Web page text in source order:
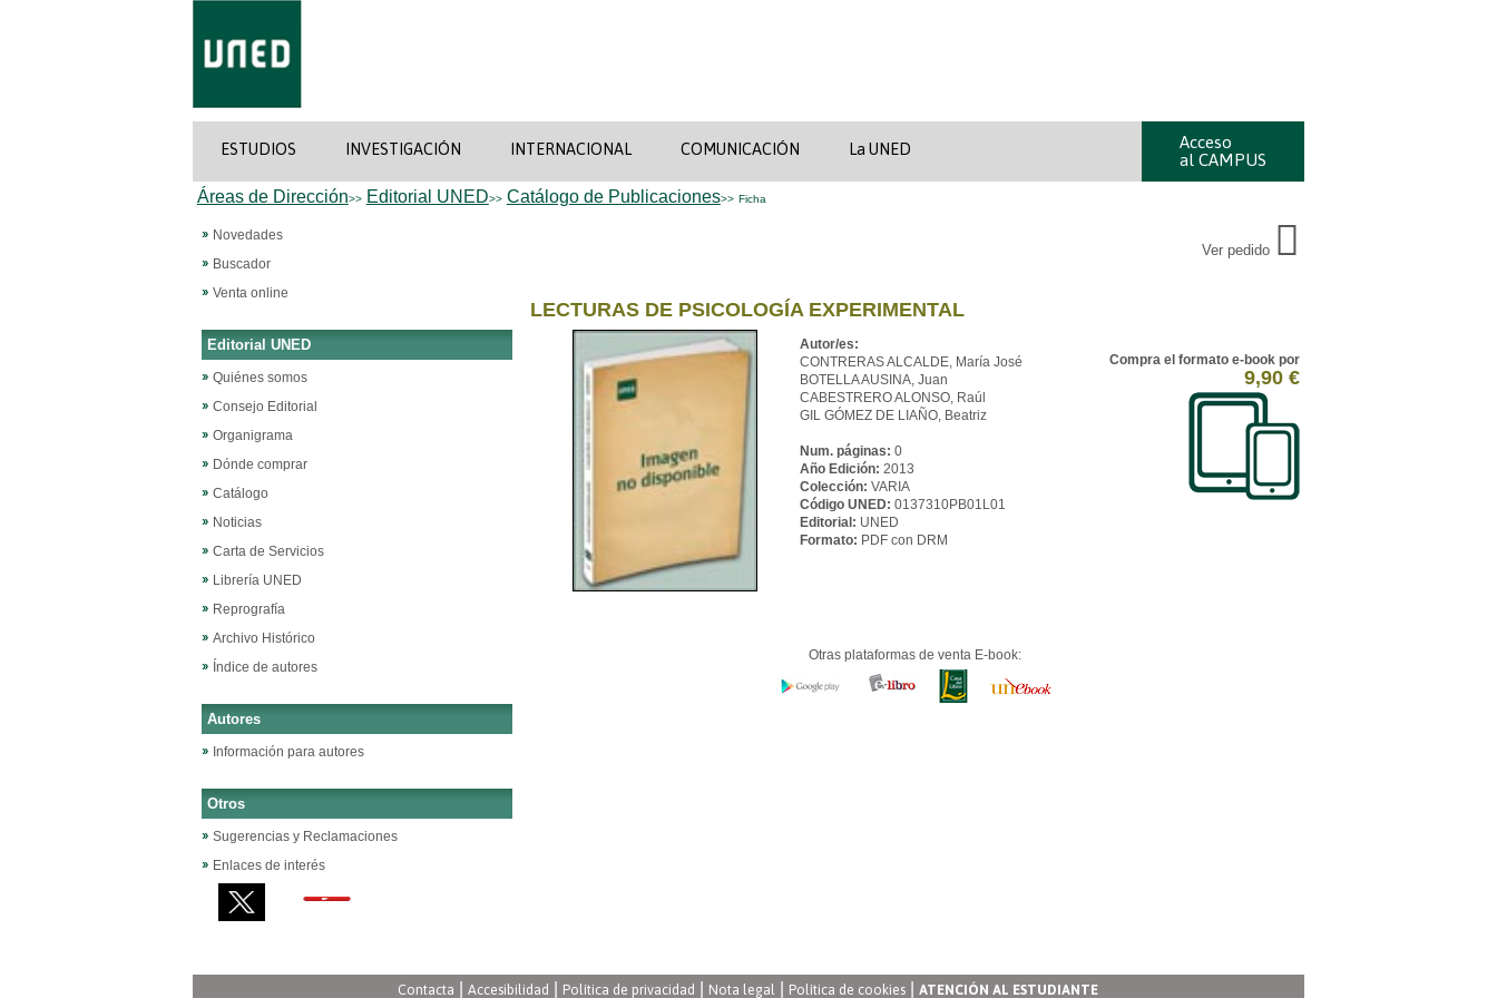
ESTUDIOS INVESTIGACIÓN INTERNACIONAL COMUNICACIÓN La UNED
Acceso
al CAMPUS
Áreas de Dirección>> Editorial UNED>> Catálogo de Publicaciones>> Ficha
Novedades
Buscador
Venta online
Editorial UNED
Quiénes somos
Consejo Editorial
Organigrama
Dónde comprar
Catálogo
Noticias
Carta de Servicios
Librería UNED
Reprografía
Archivo Histórico
Índice de autores
Autores
Información para autores
Otros
Sugerencias y Reclamaciones
Enlaces de interés
Ver pedido
LECTURAS DE PSICOLOGÍA EXPERIMENTAL
Autor/es:
CONTRERAS ALCALDE, María José
BOTELLA AUSINA, Juan
CABESTRERO ALONSO, Raúl
GIL GÓMEZ DE LIAÑO, Beatriz
Num. páginas: 0
Año Edición: 2013
Colección: VARIA
Código UNED: 0137310PB01L01
Editorial: UNED
Formato: PDF con DRM
Compra el formato e-book por
9,90 €
Otras plataformas de venta E-book:
Contacta Accesibilidad Política de privacidad Nota legal Política de cookies ATENCIÓN AL ESTUDIANTE